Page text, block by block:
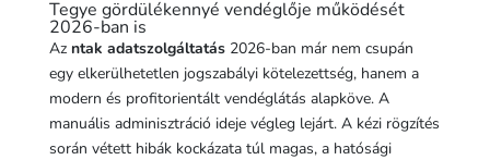
Tegye gördülékennyé vendéglője működését
2026-ban is
Az ntak adatszolgáltatás2026-ban már nem csupán
egy elkerülhetetlen jogszabályi kötelezettség, hanem a
modern és profitorientált vendéglátás alapköve. A
manuális adminisztráció ideje végleg lejárt. A kézi rögzítés
során vétett hibák kockázata túl magas, a hatósági